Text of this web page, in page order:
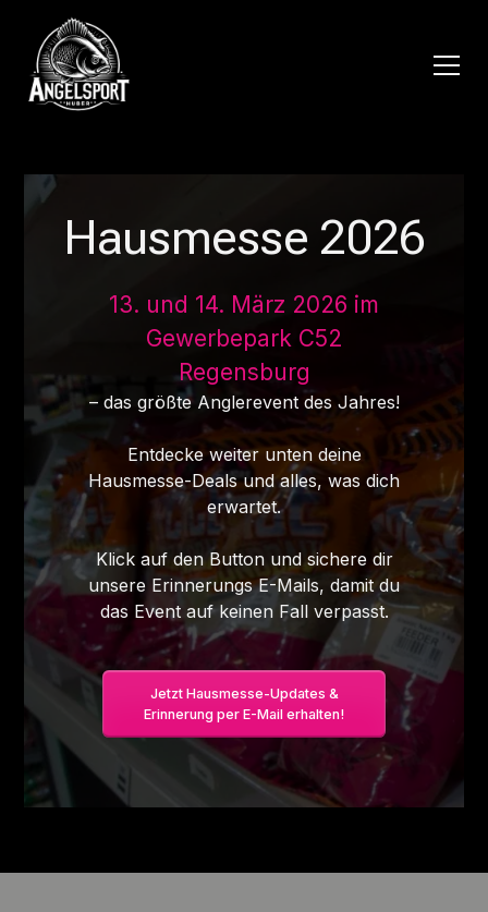
Hausmesse 2026
13. und 14. März 2026 im
Gewerbepark C52
Regensburg
– das größte Anglerevent des Jahres!
Entdecke weiter unten deine
Hausmesse-Deals und alles, was dich
erwartet.
Klick auf den Button und sichere dir
unsere Erinnerungs E-Mails, damit du
das Event auf keinen Fall verpasst.
Jetzt Hausmesse-Updates &
Erinnerung per E-Mail erhalten!